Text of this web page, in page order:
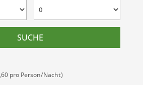
pro Person/Nacht)